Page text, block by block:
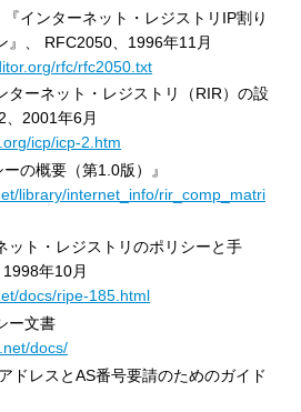
インターネット・レジストリIP割り
』、 RFC2050、1996年11月
rfc/rfc2050.txt
ターネット・レジストリ（RIR）の設
、2001年6月
icp/icp-2.htm
ーの概要（第1.0版）』
library/internet_info/rir_comp_matri
ット・レジストリのポリシーと手
年10月
docs/ripe-185.html
ー文書
docs/
ドレスとAS番号要請のためのガイド